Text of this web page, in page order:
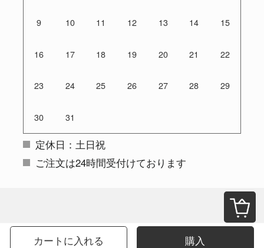
カートに入れる 購入
9 10 11 12 13 14 15
16 17 18 19 20 21 22
23 24 25 26 27 28 29
30 31
定休日：土日祝
ご注文は24時間受付けております